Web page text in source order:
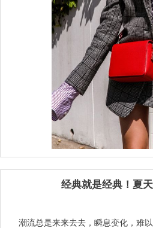
经典就是经典！夏
潮流总是来来去去，瞬息变化，难